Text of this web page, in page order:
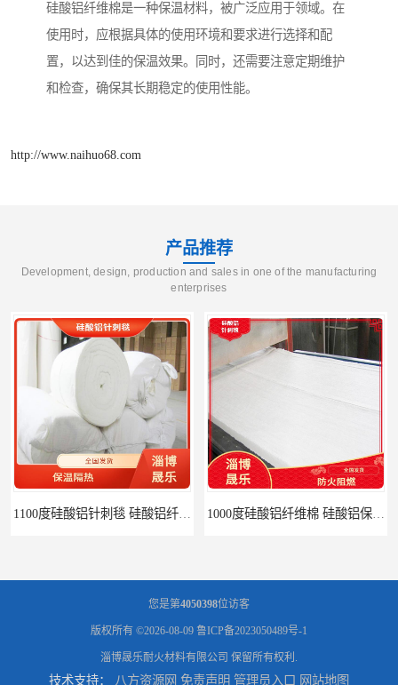
硅酸铝纤维棉是一种保温材料，被广泛应用于领域。在
使用时，应根据具体的使用环境和要求进行选择和配
置，以达到佳的保温效果。同时，还需要注意定期维护
和检查，确保其长期稳定的使用性能。
http://www.naihuo68.com
产品推荐
Development, design, production and sales in one of the manufacturing
enterprises
您是第4050398位访客
版权所有 ©2026-08-09 鲁ICP备2023050489号-1
淄博晟乐耐火材料有限公司 保留所有权利.
技术支持： 八方资源网 免责声明 管理员入口 网站地图